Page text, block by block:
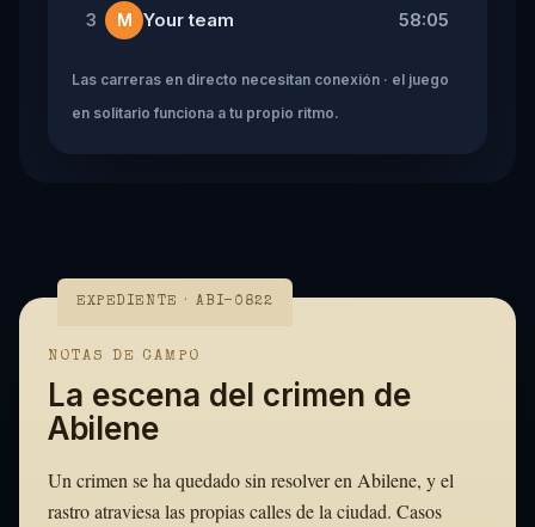
3 M Your team 58:05
Las carreras en directo necesitan conexión · el juego
en solitario funciona a tu propio ritmo.
EXPEDIENTE · ABI-0822
NOTAS DE CAMPO
La escena del crimen de
Abilene
Un crimen se ha quedado sin resolver en Abilene, y el
rastro atraviesa las propias calles de la ciudad. Casos